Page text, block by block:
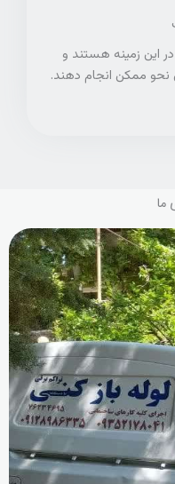
این زمینه هستند و
نحو ممکن انجام دهند.
ما